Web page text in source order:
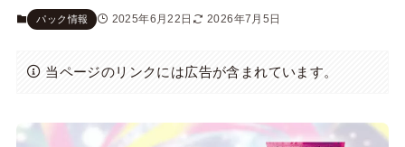
パック情報 2025年6月22日 2026年7月5日
当ページのリンクには広告が含まれています。